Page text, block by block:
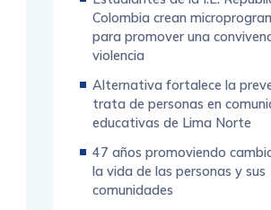
Colombia crean
para promover una
violencia
Alternativa fortalece la
trata de personas en
educativas de Lima Norte
47 años promoviendo
la vida de las personas y sus
comunidades